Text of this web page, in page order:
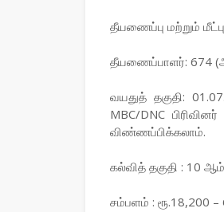
தீயணைப்பு மற்றும்
தீயணைப்பாளர்: 674
வயதுத் தகுதி:
MBC/DNC
விண்ணப்பிக்கலாம்.
கல்வித் தகுதி : 10 ஆம்
சம்பளம் : ரூ.18,200 –